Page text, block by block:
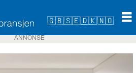
🇬🇧🇸🇪🇩🇰🇳🇴
ANNONSE